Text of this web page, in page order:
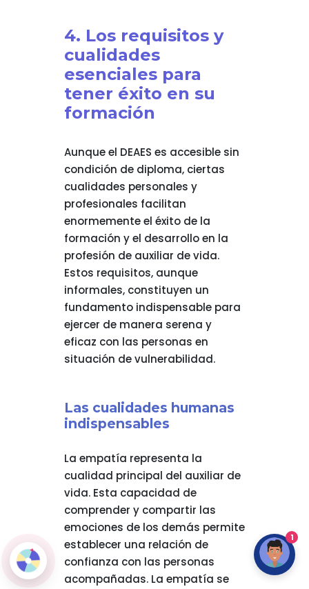
4. Los requisitos y
cualidades
esenciales para
tener éxito en su
formación
Aunque el DEAES es accesible sin
condición de diploma, ciertas
cualidades personales y
profesionales facilitan
enormemente el éxito de la
formación y el desarrollo en la
profesión de auxiliar de vida.
Estos requisitos, aunque
informales, constituyen un
fundamento indispensable para
ejercer de manera serena y
eficaz con las personas en
situación de vulnerabilidad.
Las cualidades humanas
indispensables
La empatía representa la
cualidad principal del auxiliar de
vida. Esta capacidad de
comprender y compartir las
emociones de los demás permite
establecer una relación de
confianza con las personas
acompañadas. La empatía se
1